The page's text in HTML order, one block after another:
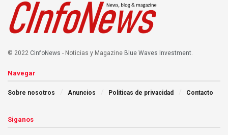
© 2022 CinfoNews - Noticias y Magazine Blue Waves Investment
Navegar
Sobre nosotros Anuncios Politicas de privacidad Contacto
Siganos